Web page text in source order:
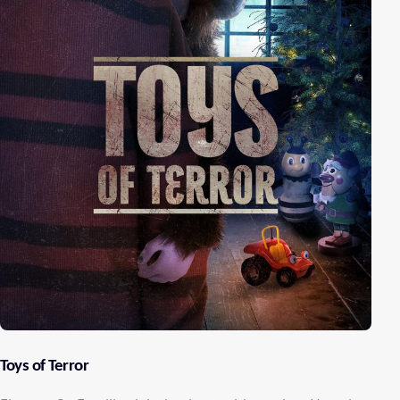
Toys of Terror